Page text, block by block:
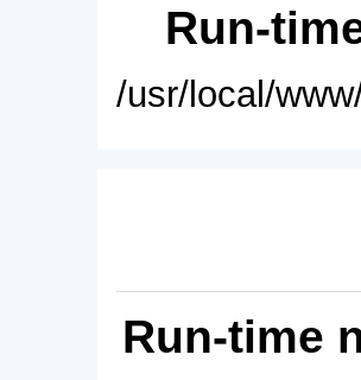
Run-
/usr/local/
Run-time